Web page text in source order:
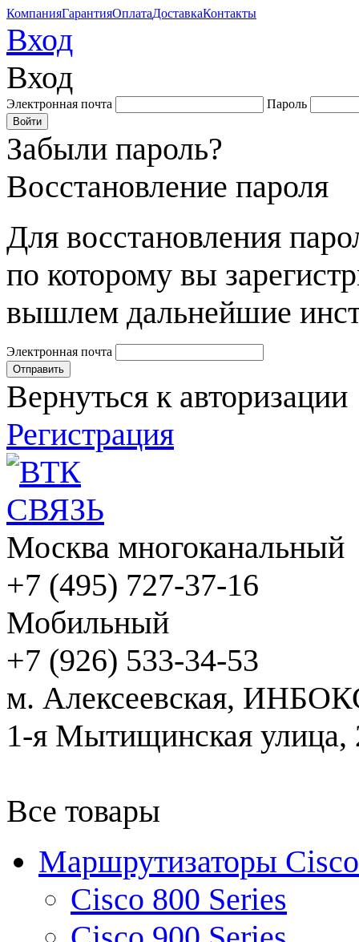
КомпанияГарантияОплатаДоставкаКонтакты
Вход
Вход
Электронная почта Пароль
Забыли пароль?
Восстановление пароля
Для восстановления
по которому вы
вышлем дальнейшие
Электронная почта
Вернуться к авторизации
Регистрация
Москва многоканальный
+7 (495) 727-37-16
Мобильный
+7 (926) 533-34-53
м. Алексеевская,
1-я Мытищинская улица,
Все товары
Маршрутизаторы Cisco
Cisco 800 Series